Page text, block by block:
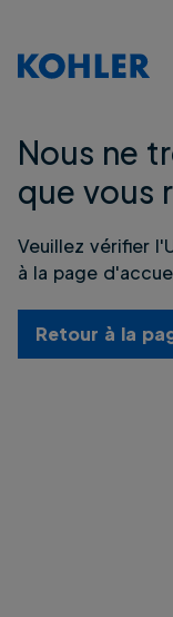
Nous ne
que vous
Veuillez vérifier
à la page
Retour à la